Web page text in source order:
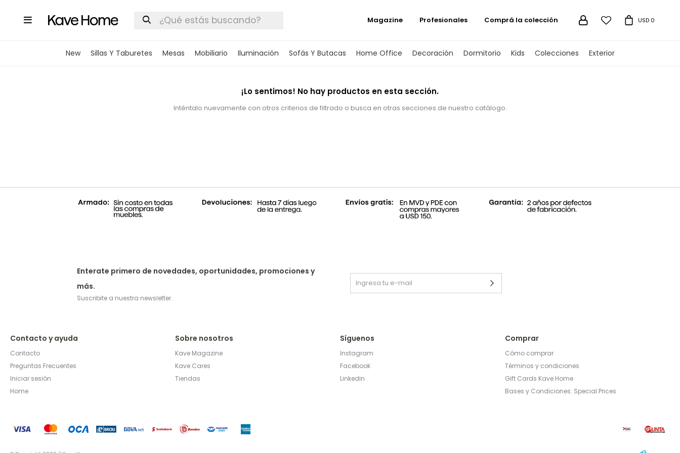

New Sillas Y Taburetes Mesas Mobiliario Iluminación Sofás Y Butacas Home Office Decoración Dormitorio Kids Colecciones Exterior
 USD 0
Magazine Profesionales Comprá la colección
¡Lo sentimos! No hay productos en esta sección.
Inténtalo nuevamente con otros criterios de filtrado o busca en otras secciones de nuestro catálogo.
Sobre nosotros
Kave Magazine
Kave Cares
Tiendas
Comprar
Cómo comprar
Términos y condiciones
Gift Cards Kave Home
Bases y Condiciones: Special Prices
Contacto y ayuda
Contacto
Preguntas Frecuentes
Iniciar sesión
Home
Síguenos
Instagram
Facebook
Linkedin
Enterate primero de novedades, oportunidades, promociones y
más.
Suscribite a nuestra newsletter.